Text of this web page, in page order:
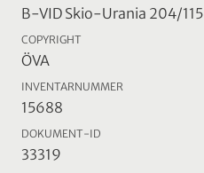
B-VID Skio-Urania 204/115
COPYRIGHT
ÖVA
INVENTARNUMMER
15688
DOKUMENT-ID
33319